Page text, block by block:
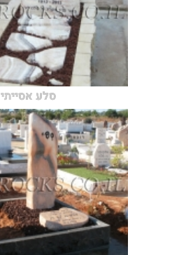
סלע אסייתי